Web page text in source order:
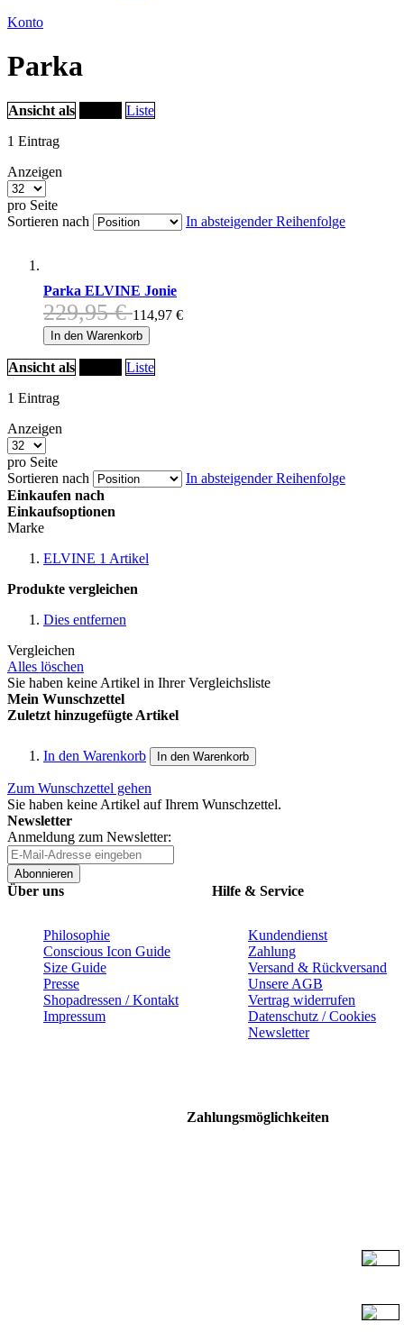
Konto
Parka
Ansicht als
Liste
1 Eintrag
Anzeigen
pro Seite
Sortieren nach
In absteigender Reihenfolge
Parka ELVINE Jonie
229,95 € 114,97 €
In den Warenkorb
Ansicht als
Liste
1 Eintrag
Anzeigen
pro Seite
Sortieren nach
In absteigender Reihenfolge
Einkaufen nach
Einkaufsoptionen
Marke
ELVINE 1 Artikel
Produkte vergleichen
Dies entfernen
Vergleichen
Alles löschen
Sie haben keine Artikel in Ihrer Vergleichsliste
Mein Wunschzettel
Zuletzt hinzugefügte Artikel
In den Warenkorb In den Warenkorb
Zum Wunschzettel gehen
Sie haben keine Artikel auf Ihrem Wunschzettel.
Newsletter
Anmeldung zum Newsletter:
Abonnieren
Über uns
Philosophie
Conscious Icon Guide
Size Guide
Presse
Shopadressen / Kontakt
Impressum
Hilfe & Service
Kundendienst
Zahlung
Versand & Rückversand
Unsere AGB
Vertrag widerrufen
Datenschutz / Cookies
Newsletter
Zahlungsmöglichkeiten